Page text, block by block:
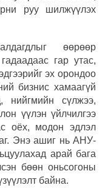
руу шилжүүлэх
өөрөөр
гар утас,
эх орондоо
бизнис хамаагүй
нийгмийн сүлжээ,
үүлэн үйлчилгээ
оёх, модон эдлэл
Энэ ашиг нь АНУ-
арай бага
бөөн оньсогоны
байна.